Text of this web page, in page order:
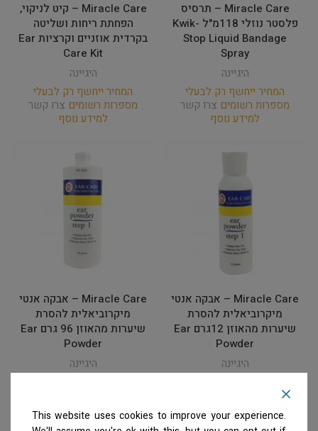
Miracle Care – תרסיס
פלסטר נוזלי 118מ"ל Kwik-
Stop Liquid Bandage
Spray
היגיינה
המחיר ייחשף רק לבעלי
מספרות רשומים צרו קשר
למידע נוסף
Miracle Care – קיט לניקוי,
הפחתת ריחות ושליטה
בקרדית אוזניים וקרציות Ear
Care Kit
היגיינה
המחיר ייחשף רק לבעלי
מספרות רשומים צרו קשר
למידע נוסף
Miracle Care – אבקה אנטי
מיקרוביאלית להסרת
שיערות מהאוזן 12גרם Ear
Powder
היגיינה
מספרות רשומים
Miracle Care – אבקה אנטי
מיקרוביאלית להסרת
שיערות מהאוזן 96 גרם Ear
Powder
היגיינה
למידע נוסף
This website uses cookies to improve your experience.